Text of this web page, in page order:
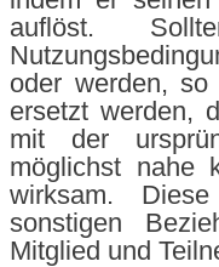
auflöst.
oder werden,
ersetzt werden,
mit der
möglichst nahe
wirksam.
sonstigen
Mitglied und